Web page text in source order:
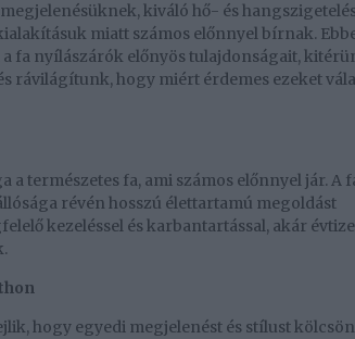
kiváló hő- és
miatt számos előnnyel bírnak.
fa nyílászárók előnyös tulajdonságait,
rávilágítunk, hogy miért érdemes ezeket
természetes fa, ami számos előnnyel jár. A
révén hosszú élettartamú megoldást
kezeléssel és karbantartással, akár
hogy egyedi megjelenést és stílust